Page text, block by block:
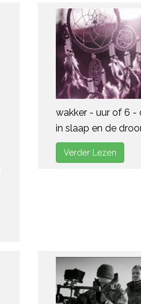
wakker - uur of 6 -
in slaap en de
Verder Lezen